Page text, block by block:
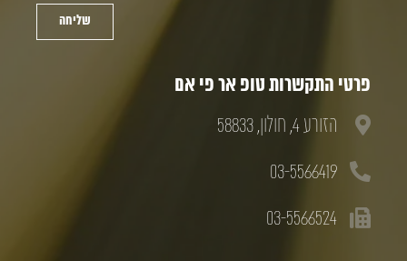
שליחה
פרטי התקשרות טופ אר פי אם
הזורע 4, חולון, 58833
03-5566419
03-5566524